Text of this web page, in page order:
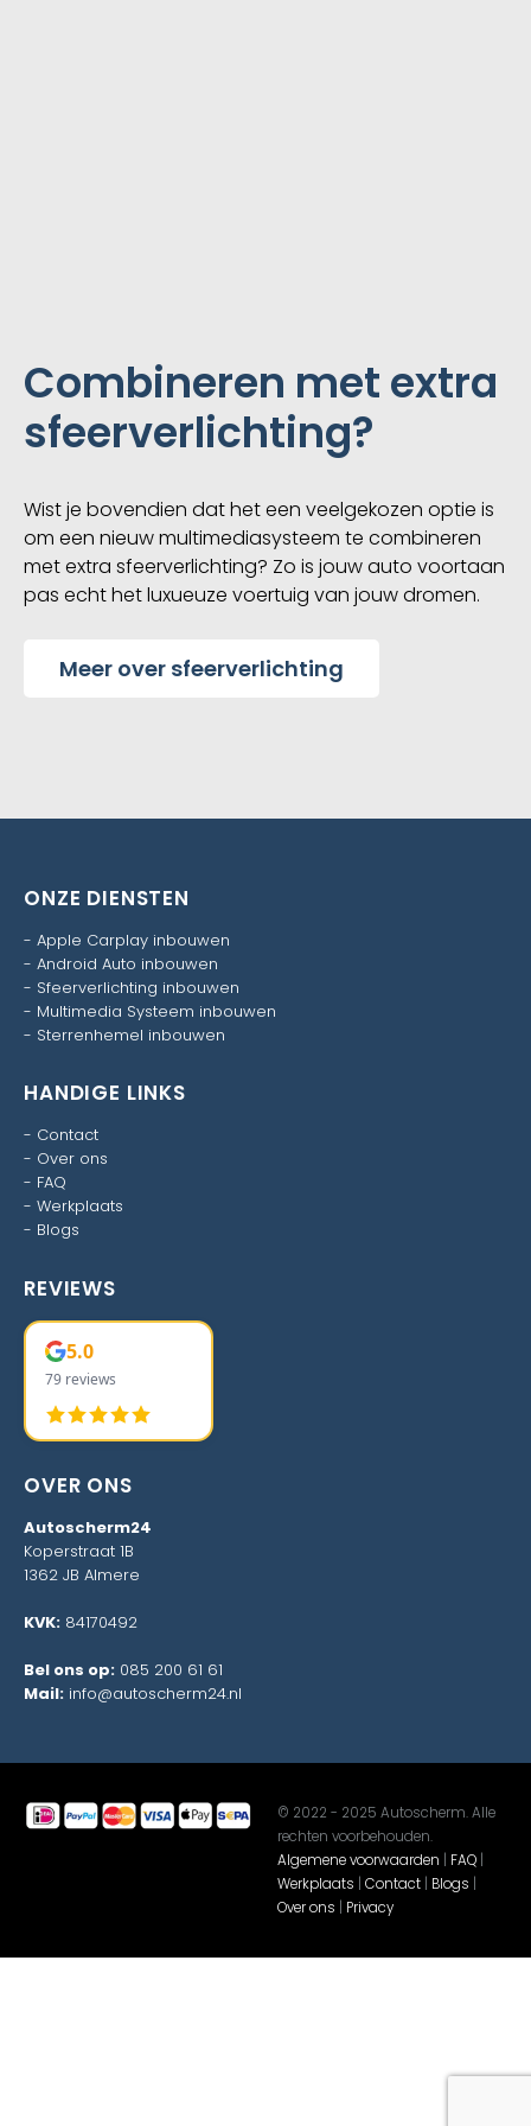
Combineren met extra
sfeerverlichting?
Wist je bovendien dat het een veelgekozen optie is
om een nieuw multimediasysteem te combineren
met extra sfeerverlichting? Zo is jouw auto voortaan
pas echt het luxueuze voertuig van jouw dromen.
Meer over sfeerverlichting
ONZE DIENSTEN
- Apple Carplay inbouwen
- Android Auto inbouwen
- Sfeerverlichting inbouwen
- Multimedia Systeem inbouwen
- Sterrenhemel inbouwen
HANDIGE LINKS
- Contact
- Over ons
- FAQ
- Werkplaats
- Blogs
REVIEWS
5.0
79 reviews
OVER ONS
Autoscherm24
Koperstraat 1B
1362 JB Almere
KVK: 84170492
Bel ons op: 085 200 61 61
Mail: info@autoscherm24.nl
© 2022 - 2025 Autoscherm. Alle
rechten voorbehouden.
Algemene voorwaarden
FAQ
Werkplaats
Contact Blogs
Over ons
Privacy